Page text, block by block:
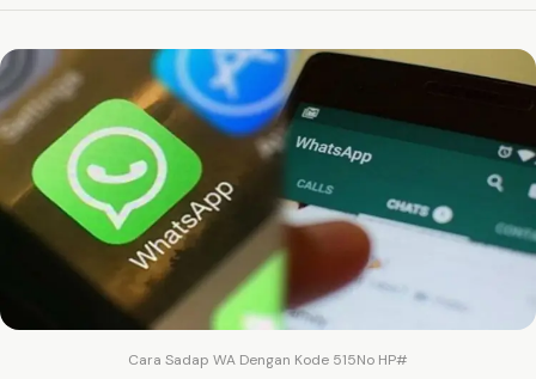
Cara Sadap WA Dengan Kode 515No HP#